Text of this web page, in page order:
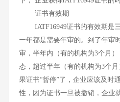
证书有效期
IATF16949证书的有效期是三
一年都是需要年审的。到了年审
审，半年内（有的机构为3个月
态，超过半年（有的机构为3个
果证书“暂停”了，企业应该及时
性，因为证书一旦被撤销，企业